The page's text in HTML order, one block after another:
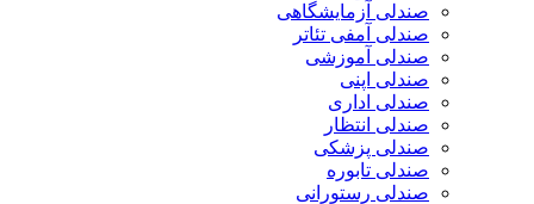
صندلی آزمایشگاهی
صندلی آمفی تئاتر
صندلی آموزشی
صندلی اپنی
صندلی اداری
صندلی انتظار
صندلی پزشکی
صندلی تابوره
صندلی رستورانی